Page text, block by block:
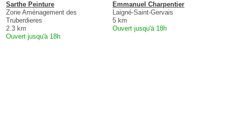
Sarthe Peinture
Zone Aménagement des
Truberdieres
2.3 km
Ouvert jusqu'à 18h
Emmanuel Charpentier
Laigné-Saint-Gervais
5 km
Ouvert jusqu'à 18h